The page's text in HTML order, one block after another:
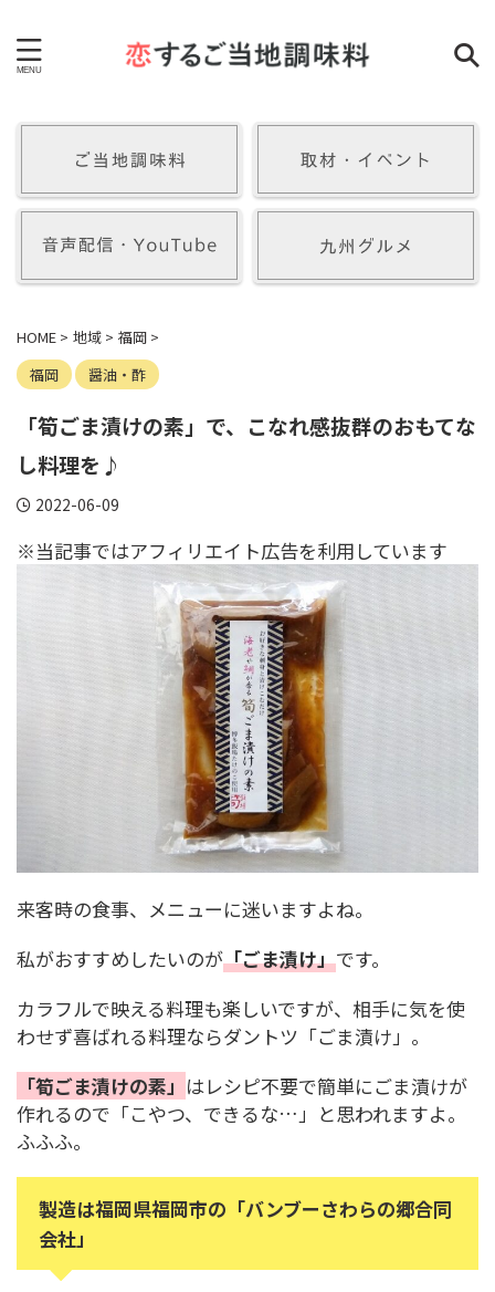
HOME > 地域 > 福岡 >
福岡
醤油・酢
「筍ごま漬けの素」で、こなれ感抜群のおもてな
し料理を♪
2022-06-09
※当記事ではアフィリエイト広告を利用しています
来客時の食事、メニューに迷いますよね。
私がおすすめしたいのが「ごま漬け」です。
カラフルで映える料理も楽しいですが、相手に気を使
わせず喜ばれる料理ならダントツ「ごま漬け」。
「筍ごま漬けの素」 はレシピ不要で簡単にごま漬けが
作れるので「こやつ、できるな…」と思われますよ。
ふふふ。
製造は福岡県福岡市の「バンブーさわらの郷合同
会社」